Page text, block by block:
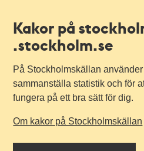
Kakor på
.stockholm.se
På Stockholmskällan
sammanställa statistik och för
fungera på ett bra sätt för dig.
Om kakor på Stockholmskällan